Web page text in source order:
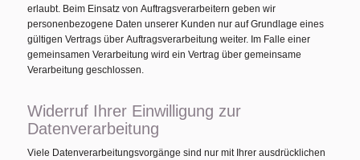
erlaubt. Beim Einsatz von Auftragsverarbeitern geben wir
personenbezogene Daten unserer Kunden nur auf Grundlage eines
gültigen Vertrags über Auftragsverarbeitung weiter. Im Falle einer
gemeinsamen Verarbeitung wird ein Vertrag über gemeinsame
Verarbeitung geschlossen.
Widerruf Ihrer Einwilligung zur
Datenverarbeitung
Viele Datenverarbeitungsvorgänge sind nur mit Ihrer ausdrücklichen